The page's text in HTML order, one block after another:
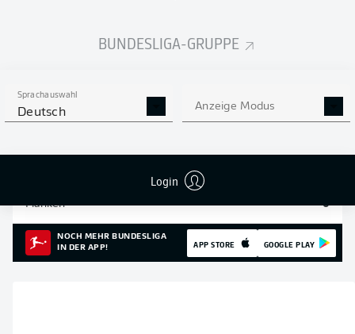
BUNDESLIGA-GRUPPE
Sprachauswahl
Deutsch Anzeige Modus
Login
Intensive Läufe
Flanken 0
NOCH MEHR BUNDESLIGA
IN DER APP!
APP STORE GOOGLE PLAY